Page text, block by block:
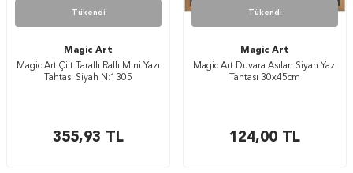
Tükendi
Magic Art
Magic Art Çift Taraflı Raflı Mini Yazı
Tahtası Siyah N:1305
355,93 TL
Tükendi
Magic Art
Magic Art Duvara Asılan Siyah Yazı
Tahtası 30x45cm
124,00 TL